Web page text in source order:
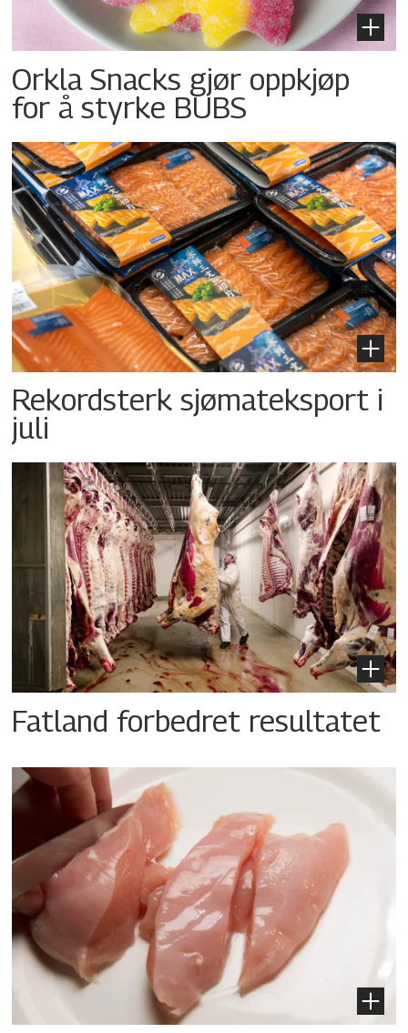
Orkla Snacks gjør oppkjøp
for å styrke BUBS
Rekordsterk sjømateksport i
juli
Fatland forbedret resultatet